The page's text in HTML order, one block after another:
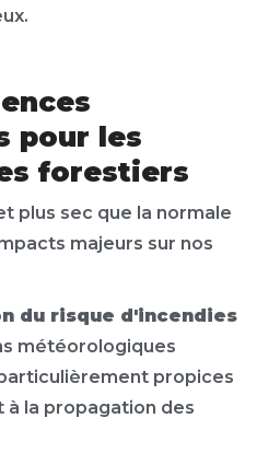
pour les
forestiers
plus sec que la normale
majeurs sur nos
du risque d'incendies
météorologiques
propices
à la propagation des